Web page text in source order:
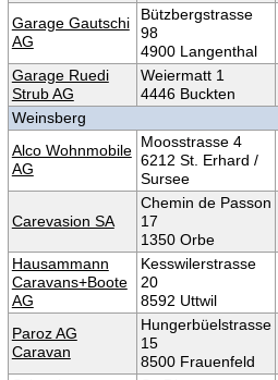
Garage Gautschi
AG
Bützbergstrasse
98
4900 Langenthal
Garage Ruedi
Strub AG
Weiermatt 1
4446 Buckten
Weinsberg
Alco Wohnmobile
AG
Moosstrasse 4
6212 St. Erhard /
Sursee
Carevasion SA
Chemin de Passon
17
1350 Orbe
Hausammann
Caravans+Boote
AG
Kesswilerstrasse
20
8592 Uttwil
Paroz AG
Caravan
Hungerbüelstrasse
15
8500 Frauenfeld